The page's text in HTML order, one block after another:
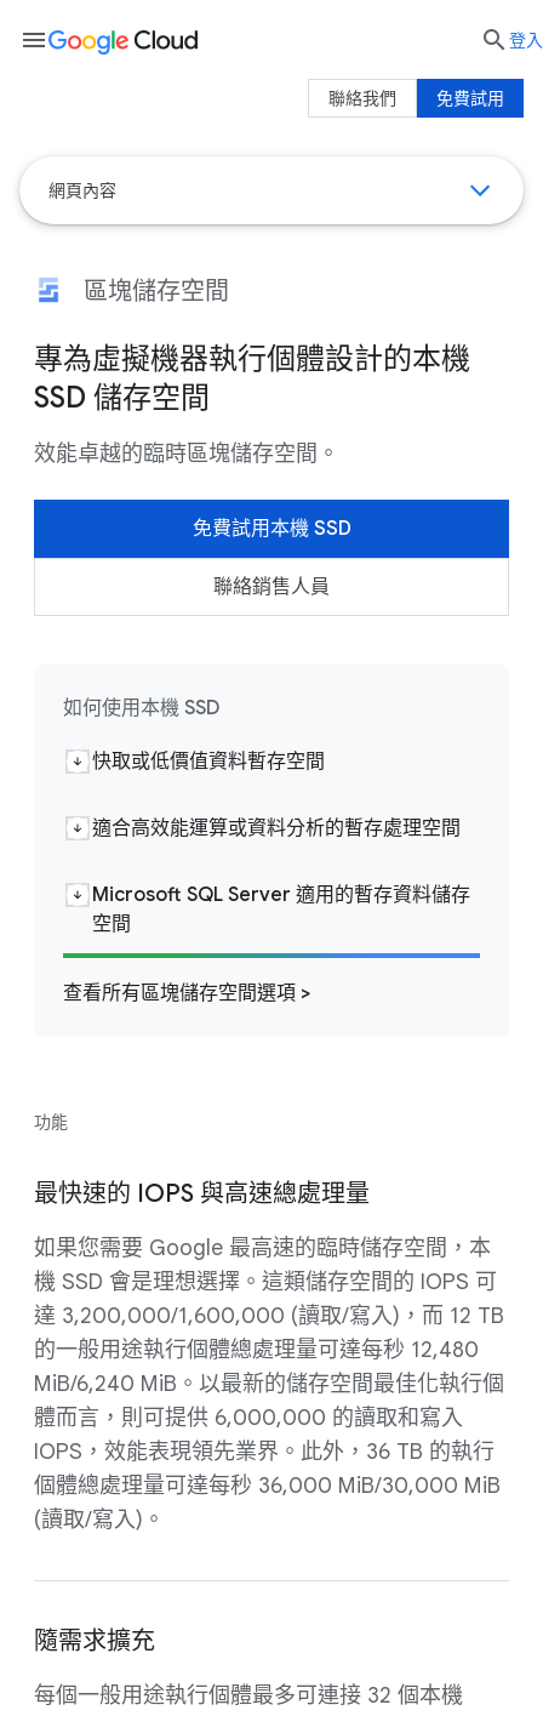
網頁內容
區塊儲存空間
專為虛擬機器執行個體設計的本機
SSD 儲存空間
效能卓越的臨時區塊儲存空間。
免費試用本機 SSD
聯絡銷售人員
如何使用本機 SSD
快取或低價值資料暫存空間
適合高效能運算或資料分析的暫存處理空間
Microsoft SQL Server 適用的暫存資料儲存
空間
查看所有區塊儲存空間選項 >
功能
最快速的 IOPS 與高速總處理量
如果您需要 Google 最高速的臨時儲存空間，本
機 SSD 會是理想選擇。這類儲存空間的 IOPS 可
達 3,200,000/1,600,000 (讀取/寫入)，而 12 TB
的一般用途執行個體總處理量可達每秒 12,480
MiB/6,240 MiB。以最新的儲存空間最佳化執行個
體而言，則可提供 6,000,000 的讀取和寫入
IOPS，效能表現領先業界。此外，36 TB 的執行
個體總處理量可達每秒 36,000 MiB/30,000 MiB
(讀取/寫入)。
隨需求擴充
每個一般用途執行個體最多可連接 32 個本機
menu  登入
免費試用
聯絡我們